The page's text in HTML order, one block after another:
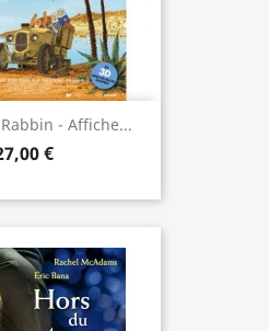
- Affiche...
€